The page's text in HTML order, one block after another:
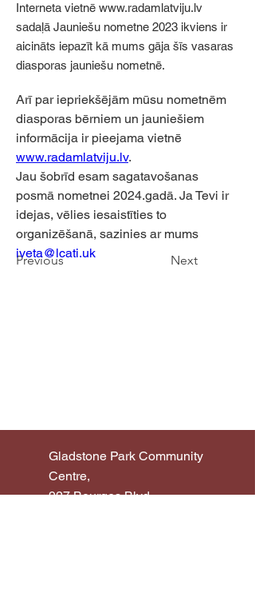
Interneta vietnē www.radamlatviju.lv
sadaļā Jauniešu nometne 2023 ikviens ir
aicināts iepazīt kā mums gāja šīs vasaras
diasporas jauniešu nometnē.
Previous Next
Arī par iepriekšējām mūsu nometnēm
diasporas bērniem un jauniešiem
informācija ir pieejama vietnē
www.radamlatviju.lv.
Jau šobrīd esam sagatavošanas
posmā nometnei 2024.gadā. Ja Tevi ir
idejas, vēlies iesaistīties to
organizēšanā, sazinies ar mums
iveta@lcati.uk
Gladstone Park Community
Centre,
927 Bourges Blvd,